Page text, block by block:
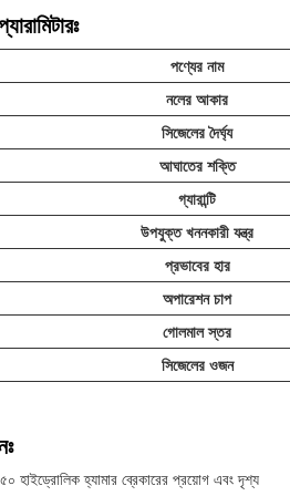
পণ্যের নাম
নলের আকার
সিজেলের দৈর্ঘ্য
আঘাতের শক্তি
গ্যারান্টি
উপযুক্ত খননকারী যন্ত্র
প্রভাবের হার
অপারেশন চাপ
গোলমাল স্তর
সিজেলের ওজন
হাইড্রোলিক হ্যামার ব্রেকারের প্রয়োগ এবং দৃশ্য